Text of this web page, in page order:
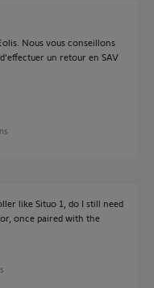
Nous vous conseillons
un retour en SAV
like Situo 1, do I still need
once paired with the